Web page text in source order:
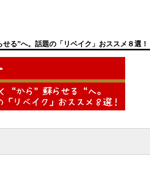
る”へ。話題の「リベイク」おススメ８選！